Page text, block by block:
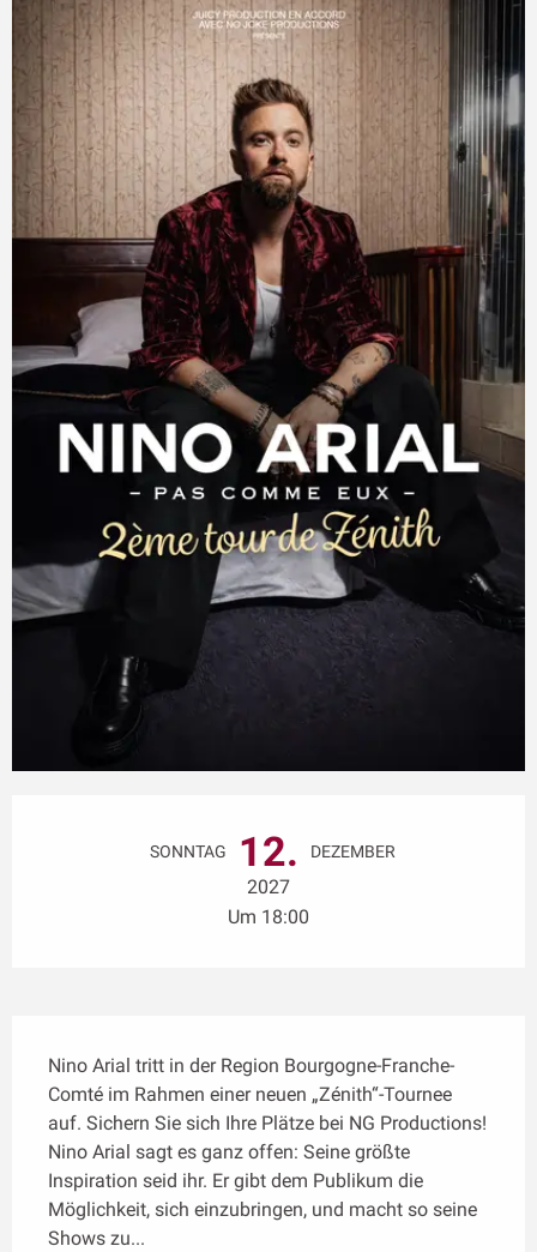
SONNTAG 12. DEZEMBER
2027
Um 18:00
Nino Arial tritt in der Region Bourgogne-Franche-
Comté im Rahmen einer neuen „Zénith“-Tournee
auf. Sichern Sie sich Ihre Plätze bei NG Productions!
Nino Arial sagt es ganz offen: Seine größte
Inspiration seid ihr. Er gibt dem Publikum die
Möglichkeit, sich einzubringen, und macht so seine
Shows zu...